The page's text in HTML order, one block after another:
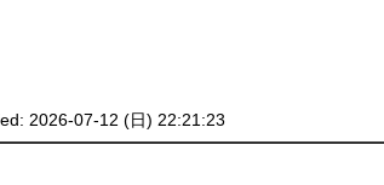
2026-07-12 (日) 22:21:23